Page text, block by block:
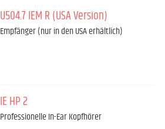
U504.7 IEM R (USA Version)
Empfänger (nur in den USA erhältlich)
IE HP 2
Professionelle In-Ear Kopfhörer